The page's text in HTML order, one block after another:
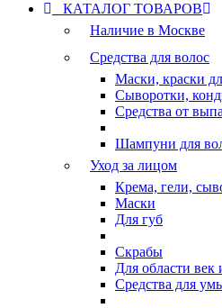
КАТАЛОГ ТОВАРОВ
Наличие в Москве
Средства для волос
Маски, краски
Сыворотки,
Средства от
Шампуни для
Уход за лицом
Крема, гели,
Маски
Для губ
Скрабы
Для области век
Средства для